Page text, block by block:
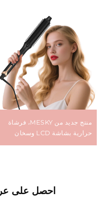
منتج جديد من MESKY، فرشاة
حرارية بشاشة LCD وسخان
احصل على